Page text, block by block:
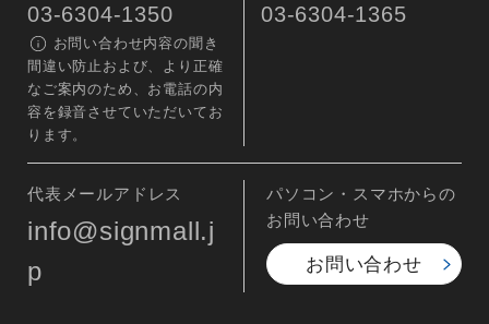
03-6304-1350
お問い合わせ内容の聞き
間違い防止および、より正確
なご案内のため、お電話の内
容を録音させていただいてお
ります。
03-6304-1365
代表メールアドレス
info@signmall.j
p
パソコン・スマホからの
お問い合わせ
お問い合わせ